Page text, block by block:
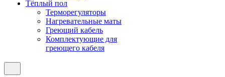
Тёплый пол
Терморегуляторы
Нагревательные маты
Греющий кабель
Комплектующие для
греющего кабеля